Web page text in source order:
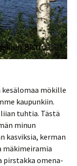
kesälomaa mökille
kaupunkiin.
tuhtia. Tästä
minun
kasviksia, kerman
mäkimeiramia
pirstakka omena-